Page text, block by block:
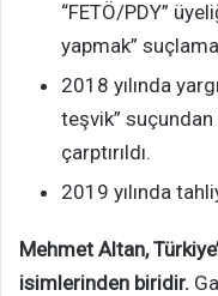
“FETÖ/PDY”
yapmak”
2018 yılında
teşvik” suçundan
çarptırıldı.
2019 yılında
Mehmet Altan,
isimlerinden biridir.